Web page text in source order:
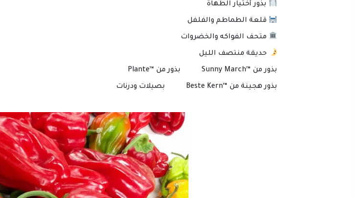
بذور أختيار الطهاة
قلعة الطماطم والفلفل
متحف الفواكه والخضروات
حديقة منتصف الليل
بذور من ™Sunny March بذور من ™Plante
بذور هجينة من ™Beste Kern بصيلات ودرنات